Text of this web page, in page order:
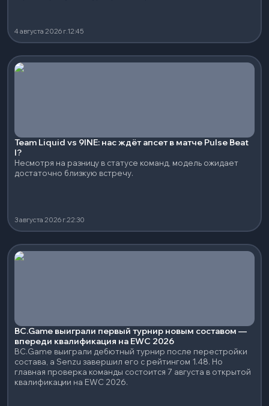
4 августа 2026 г.12:45
Team Liquid vs 9INE: нас ждёт апсет в матче Pulse Beat
I?
Несмотря на разницу в статусе команд, модель ожидает
достаточно близкую встречу.
3 августа 2026 г.22:30
BC.Game выиграли первый турнир новым составом —
впереди квалификация на EWC 2026
BC.Game выиграли дебютный турнир после перестройки
состава, а Senzu завершил его с рейтингом 1.48. Но
главная проверка команды состоится 7 августа в открытой
квалификации на EWC 2026.